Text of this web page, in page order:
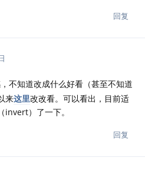
回复
不知道改成什么好看（甚至不知道
来这里改改看。可以看出，目前适
invert）了一下。
回复